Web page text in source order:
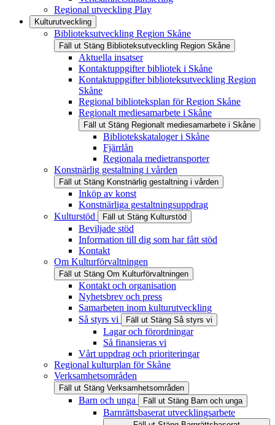
Regional utveckling Play
Kulturutveckling
Biblioteksutveckling Region Skåne
Fäll ut Stäng Biblioteksutveckling Region Skåne
Aktuella insatser
Kontaktuppgifter bibliotek i Skåne
Kontaktuppgifter biblioteksutveckling Region
Skåne
Regional biblioteksplan för Region Skåne
Regionalt mediesamarbete i Skåne
Fäll ut Stäng Regionalt mediesamarbete i Skåne
Bibliotekskataloger i Skåne
Fjärrlån
Regionala medietransporter
Konstnärlig gestaltning i vården
Fäll ut Stäng Konstnärlig gestaltning i vården
Inköp av konst
Konstnärliga gestaltningsuppdrag
Kulturstöd
Fäll ut Stäng Kulturstöd
Beviljade stöd
Information till dig som har fått stöd
Kontakt
Om Kulturförvaltningen
Fäll ut Stäng Om Kulturförvaltningen
Kontakt och organisation
Nyhetsbrev och press
Samarbeten inom kulturutveckling
Så styrs vi
Fäll ut Stäng Så styrs vi
Lagar och förordningar
Så finansieras vi
Vårt uppdrag och prioriteringar
Regional kulturplan för Skåne
Verksamhetsområden
Fäll ut Stäng Verksamhetsområden
Barn och unga Fäll ut Stäng Barn och unga
Barnrättsbaserat utvecklingsarbete